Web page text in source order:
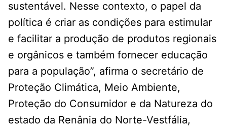
sustentável. Nesse contexto, o papel da
política é criar as condições para estimular
e facilitar a produção de produtos regionais
e orgânicos e também fornecer educação
para a população”, afirma o secretário de
Proteção Climática, Meio Ambiente,
Proteção do Consumidor e da Natureza do
estado da Renânia do Norte-Vestfália,